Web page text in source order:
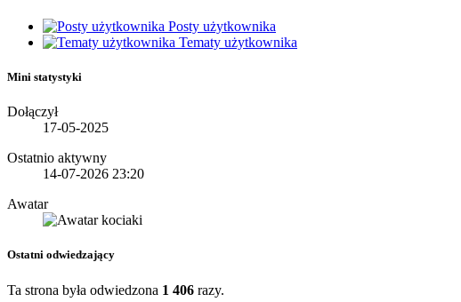
Posty użytkownika
Tematy użytkownika
Mini statystyki
Dołączył
17-05-2025
Ostatnio aktywny
14-07-2026 23:20
Awatar
Ostatni odwiedzający
Ta strona była odwiedzona 1 406 razy.